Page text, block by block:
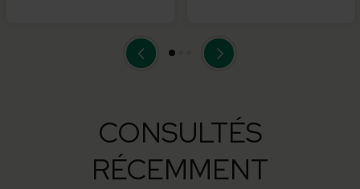
CONSULTÉS
RÉCEMMENT